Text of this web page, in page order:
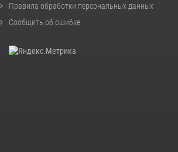
Правила обработки персональных данных
Сообщить об ошибке